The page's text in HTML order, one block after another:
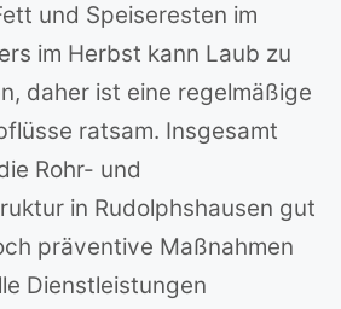
und Speiseresten im
im Herbst kann Laub zu
daher ist eine regelmäßige
ratsam. Insgesamt
Rohr- und
in Rudolphshausen gut
präventive Maßnahmen
Dienstleistungen